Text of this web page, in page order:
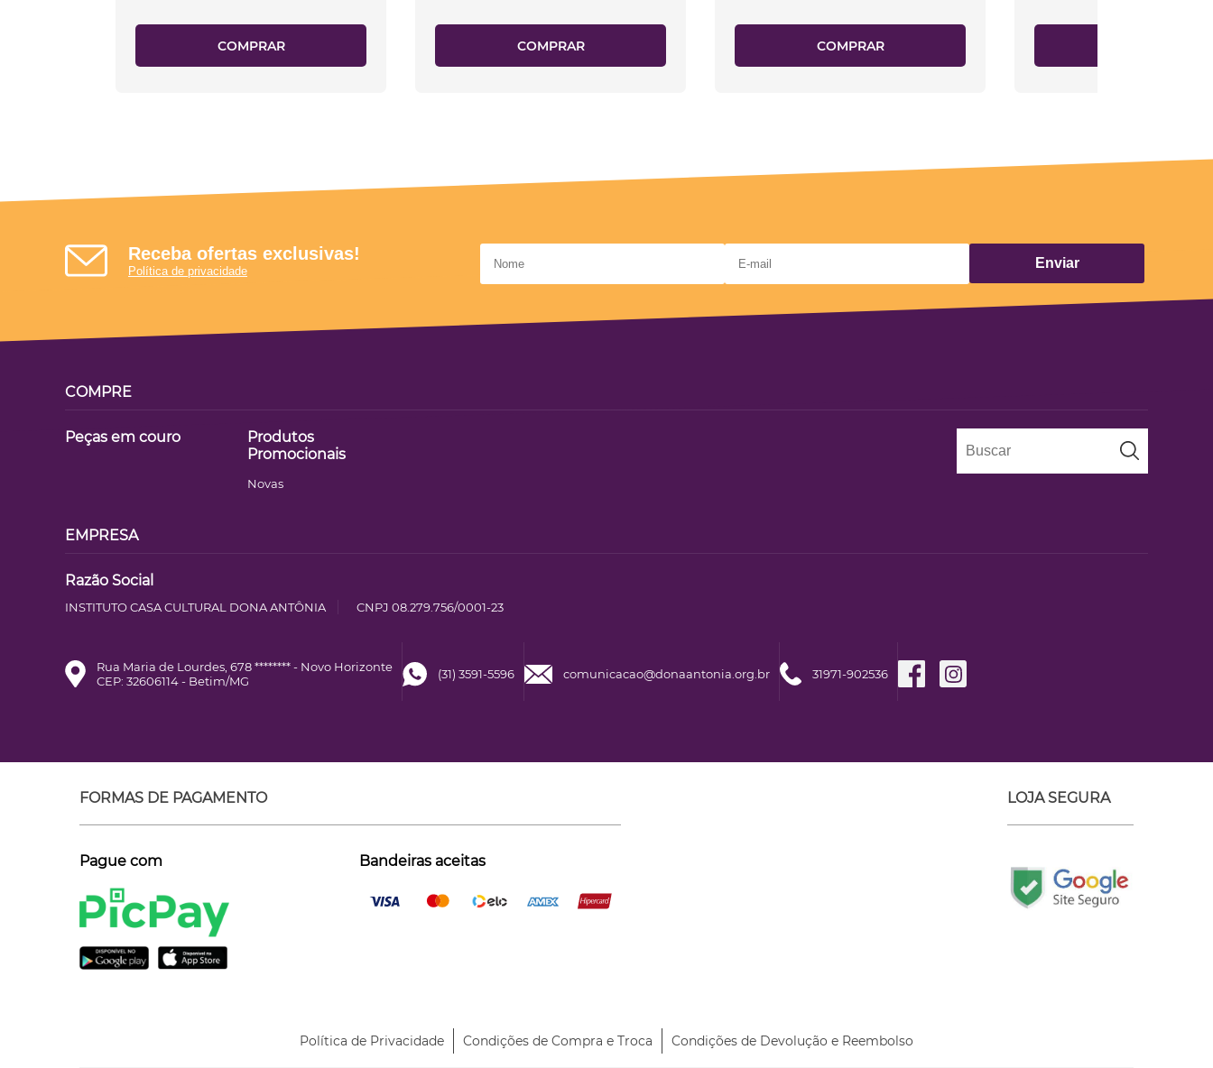
COMPRAR COMPRAR COMPRAR
Receba ofertas exclusivas!
Política de privacidade
Enviar
COMPRE
Peças em couro
Produtos
Promocionais
Novas
EMPRESA
Razão Social
INSTITUTO CASA CULTURAL DONA ANTÔNIA CNPJ 08.279.756/0001-23
Rua Maria de Lourdes, 678 ******** - Novo Horizonte
CEP: 32606114 - Betim/MG
(31) 3591-5596 comunicacao@donaantonia.org.br 31971-902536
FORMAS DE PAGAMENTO
Pague com Bandeiras aceitas
LOJA SEGURA
Política de Privacidade Condições de Compra e Troca Condições de Devolução e Reembolso